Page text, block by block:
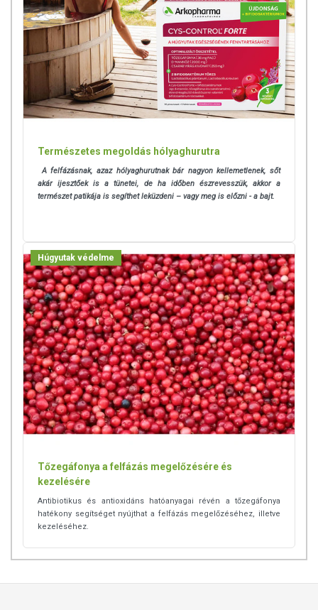
Természetes megoldás hólyaghurutra
A felfázásnak, azaz hólyaghurutnak bár nagyon kellemetlenek, sőt
akár ijesztőek is a tünetei, de ha időben észrevesszük, akkor a
természet patikája is segíthet leküzdeni – vagy meg is előzni - a bajt.
Húgyutak védelme
Tőzegáfonya a felfázás megelőzésére és
kezelésére
Antibiotikus és antioxidáns hatóanyagai révén a tőzegáfonya
hatékony segítséget nyújthat a felfázás megelőzéséhez, illetve
kezeléséhez.